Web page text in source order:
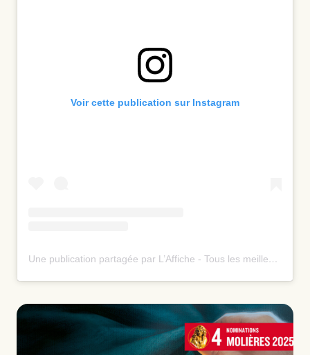
Voir cette publication sur Instagram
Une publication partagée par L’Affiche - Tous les meilleurs spectacles ⭐️ (@laffiche.co)